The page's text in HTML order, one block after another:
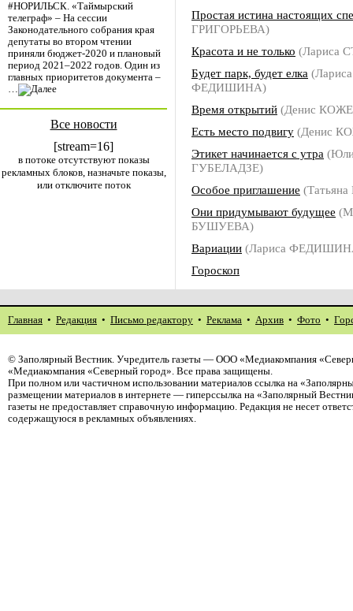
#НОРИЛЬСК. «Таймырский
телеграф» – На сессии
Законодательного собрания края
депутаты во втором чтении
приняли бюджет-2020 и плановый
период 2021–2022 годов. Один из
главных приоритетов документа –
…
Все новости
[stream=16]
в потоке отсутствуют показы
рекламных блоков, назначьте показы,
или отключите поток
Простая истина настоящих
ГРИГОРЬЕВА)
Красота и не только (Лариса
Будет парк, будет елка (Лариса
ФЕДИШИНА)
Время открытий (Денис
Есть место подвигу (Денис
Этикет начинается с утра
ГУБЕЛАДЗЕ)
Особое приглашение
Они придумывают будущее
БУШУЕВА)
Вариации (Лариса
Гороскоп
Главная • Редакция • Письмо редактору • Реклама • Архив • Фото •
© Заполярный Вестник. Учредитель газеты — ООО «Медиакомпания
«Медиакомпания «Северный город». Все права защищены.
При полном или частичном использовании материалов ссылка на
размещении материалов в интернете — гиперссылка на «Заполярный
газеты не предоставляет справочную информацию. Редакция не несет
содержащуюся в рекламных объявлениях.